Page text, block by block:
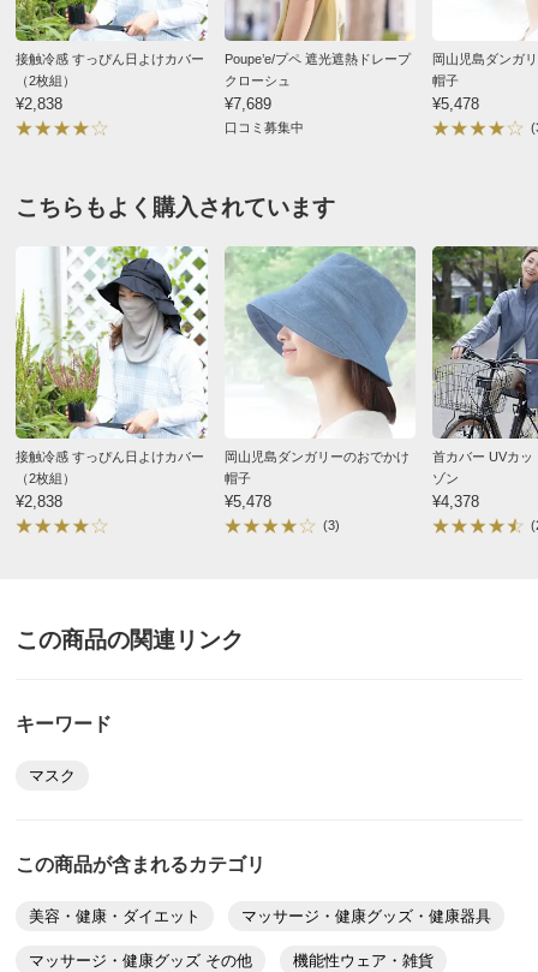
※衛生用品という商品の性格上、ご開封後の返品・交換は
できません。あらかじめご了承ください。
■速乾効果があります。
ディノスのサイズ
ネットを利用すればご家庭の洗濯機で洗えます。
すべての口コミを見る
接触冷感 すっぴん日よけカバー
（2枚組）
¥2,838
Poupe’e/プペ 遮光遮熱ドレープ
クローシュ
¥7,689
口コミ募集中
岡山児島ダンガ
帽子
¥5,478
こちらもよく購入されています
接触冷感 すっぴん日よけカバー
（2枚組）
¥2,838
岡山児島ダンガリーのおでかけ
帽子
¥5,478
(3)
首カバー UVカッ
ゾン
¥4,378
この商品の関連リンク
キーワード
マスク
この商品が含まれるカテゴリ
美容・健康・ダイエット マッサージ・健康グッズ・健康器具
マッサージ・健康グッズ その他 機能性ウェア・雑貨